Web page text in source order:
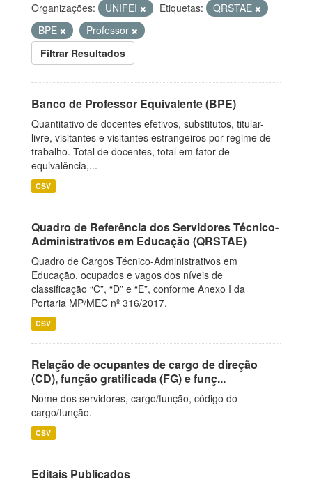
Organizações:
UNIFEI Etiquetas:
QRSTAE
BPE
Professor
Filtrar Resultados
Banco de Professor Equivalente (BPE)
Quantitativo de docentes efetivos, substitutos, titular-
livre, visitantes e visitantes estrangeiros por regime de
trabalho. Total de docentes, total em fator de
equivalência,...
CSV
Quadro de Referência dos Servidores Técnico-
Administrativos em Educação (QRSTAE)
Quadro de Cargos Técnico-Administrativos em
Educação, ocupados e vagos dos níveis de
classificação “C”, “D” e “E”, conforme Anexo I da
Portaria MP/MEC nº 316/2017.
CSV
Relação de ocupantes de cargo de direção
(CD), função gratificada (FG) e funç...
Nome dos servidores, cargo/função, código do
cargo/função.
CSV
Editais Publicados